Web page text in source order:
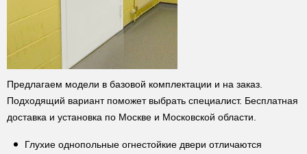
Предлагаем модели в базовой комплектации и на заказ.
Подходящий вариант поможет выбрать специалист. Бесплатная
доставка и установка по Москве и Московской области.
Глухие однопольные огнестойкие двери отличаются